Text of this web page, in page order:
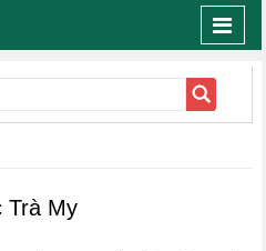
Trà My